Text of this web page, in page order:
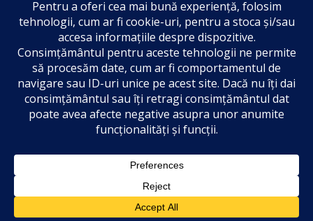
Acordul de markting
Disclaimer